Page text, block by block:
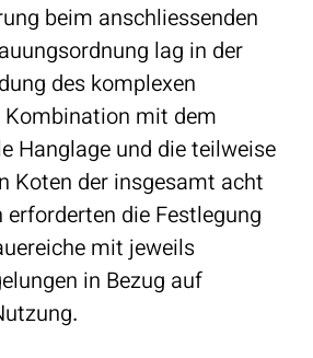
beim anschliessenden
lag in der
des komplexen
mit dem
Hanglage und die teilweise
Koten der insgesamt acht
erforderten die Festlegung
mit jeweils
in Bezug auf